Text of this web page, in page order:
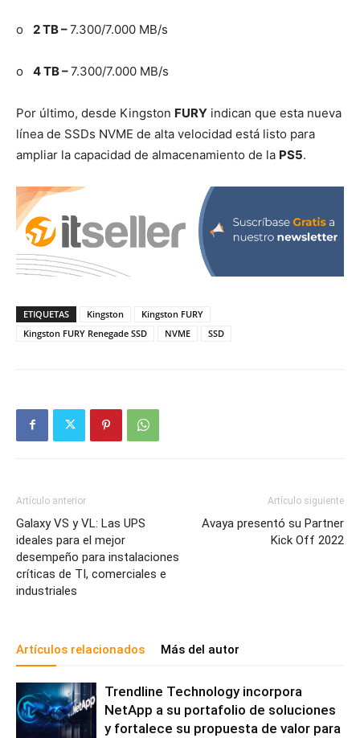
o 2 TB –7.300/7.000 MB/s
o 4 TB –7.300/7.000 MB/s
Por último, desde Kingston FURY indican que esta nueva
línea de SSDs NVME de alta velocidad está listo para
ampliar la capacidad de almacenamiento de la PS5.
ETIQUETAS Kingston
Kingston FURY
Kingston FURY Renegade SSD
NVME SSD
Artículo anterior
Galaxy VS y VL: Las UPS
ideales para el mejor
desempeño para instalaciones
críticas de TI, comerciales e
industriales
Artículo siguiente
Avaya presentó su Partner
Kick Off 2022
Artículos relacionados Más del autor
Trendline Technology incorpora
NetApp a su portafolio de soluciones
y fortalece su propuesta de valor para